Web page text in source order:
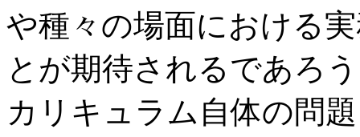
や種々の場面における
とが期待されるであろ
カリキュラム自体の問